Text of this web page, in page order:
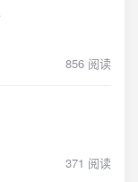
856 阅读
371 阅读